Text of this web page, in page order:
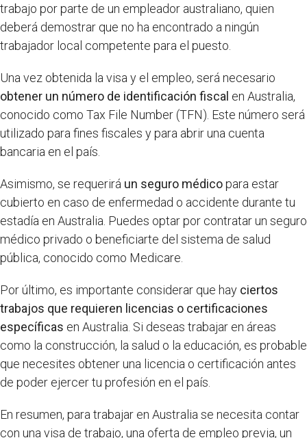
trabajo por parte de un empleador australiano, quien
deberá demostrar que no ha encontrado a ningún
trabajador local competente para el puesto.
Una vez obtenida la visa y el empleo, será necesario
obtener un número de identificación fiscal en Australia,
conocido como Tax File Number (TFN). Este número será
utilizado para fines fiscales y para abrir una cuenta
bancaria en el país.
Asimismo, se requerirá un seguro médicopara estar
cubierto en caso de enfermedad o accidente durante tu
estadía en Australia. Puedes optar por contratar un seguro
médico privado o beneficiarte del sistema de salud
pública, conocido como Medicare.
Por último, es importante considerar que hay ciertos
trabajos que requieren licencias o certificaciones
específicas en Australia. Si deseas trabajar en áreas
como la construcción, la salud o la educación, es probable
que necesites obtener una licencia o certificación antes
de poder ejercer tu profesión en el país.
En resumen, para trabajar en Australia se necesita contar
con una visa de trabajo, una oferta de empleo previa, un